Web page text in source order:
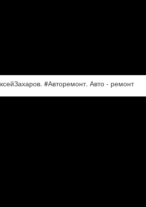
#Авторемонт. Авто - ремонт